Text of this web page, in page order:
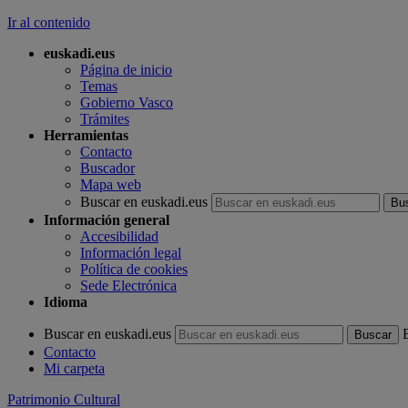
Ir al contenido
euskadi.eus
Página de inicio
Temas
Gobierno Vasco
Trámites
Herramientas
Contacto
Buscador
Mapa web
Buscar en euskadi.eus
Información general
Accesibilidad
Información legal
Política de cookies
Sede Electrónica
Idioma
Buscar en euskadi.eus
Contacto
Mi carpeta
Patrimonio Cultural